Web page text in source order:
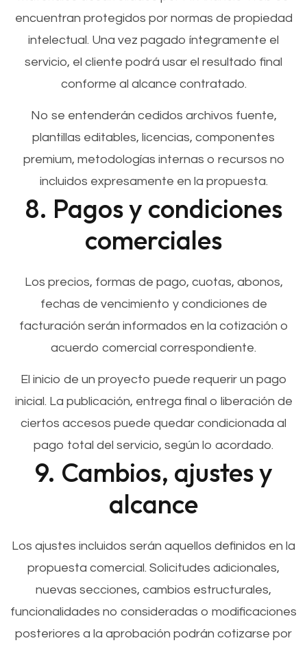
encuentran protegidos por normas de propiedad
intelectual. Una vez pagado íntegramente el
servicio, el cliente podrá usar el resultado final
conforme al alcance contratado.
No se entenderán cedidos archivos fuente,
plantillas editables, licencias, componentes
premium, metodologías internas o recursos no
incluidos expresamente en la propuesta.
8. Pagos y condiciones
comerciales
Los precios, formas de pago, cuotas, abonos,
fechas de vencimiento y condiciones de
facturación serán informados en la cotización o
acuerdo comercial correspondiente.
El inicio de un proyecto puede requerir un pago
inicial. La publicación, entrega final o liberación de
ciertos accesos puede quedar condicionada al
pago total del servicio, según lo acordado.
9. Cambios, ajustes y
alcance
Los ajustes incluidos serán aquellos definidos en la
propuesta comercial. Solicitudes adicionales,
nuevas secciones, cambios estructurales,
funcionalidades no consideradas o modificaciones
posteriores a la aprobación podrán cotizarse por